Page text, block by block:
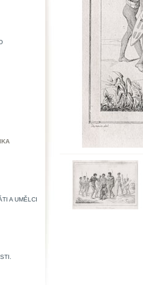
A UMĚLCI